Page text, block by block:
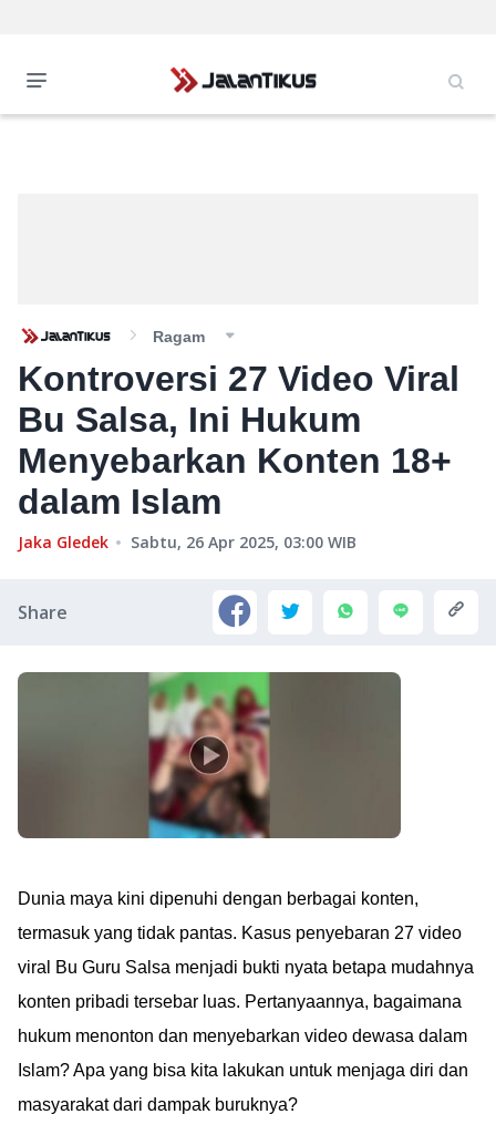
Ragam
Kontroversi 27 Video Viral
Bu Salsa, Ini Hukum
Menyebarkan Konten 18+
dalam Islam
Jaka Gledek Sabtu, 26 Apr 2025, 03:00 WIB
Share
Dunia maya kini dipenuhi dengan berbagai konten,
termasuk yang tidak pantas. Kasus penyebaran 27 video
viral Bu Guru Salsa menjadi bukti nyata betapa mudahnya
konten pribadi tersebar luas. Pertanyaannya, bagaimana
hukum menonton dan menyebarkan video dewasa dalam
Islam? Apa yang bisa kita lakukan untuk menjaga diri dan
masyarakat dari dampak buruknya?